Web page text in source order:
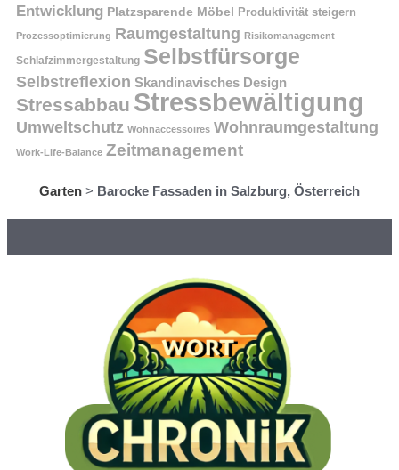
Entwicklung Platzsparende Möbel Produktivität steigern
Prozessoptimierung Raumgestaltung Risikomanagement
Schlafzimmergestaltung Selbstfürsorge
Selbstreflexion Skandinavisches Design
Stressabbau Stressbewältigung
Umweltschutz Wohnaccessoires Wohnraumgestaltung
Work-Life-Balance Zeitmanagement
Garten > Barocke Fassaden in Salzburg, Österreich